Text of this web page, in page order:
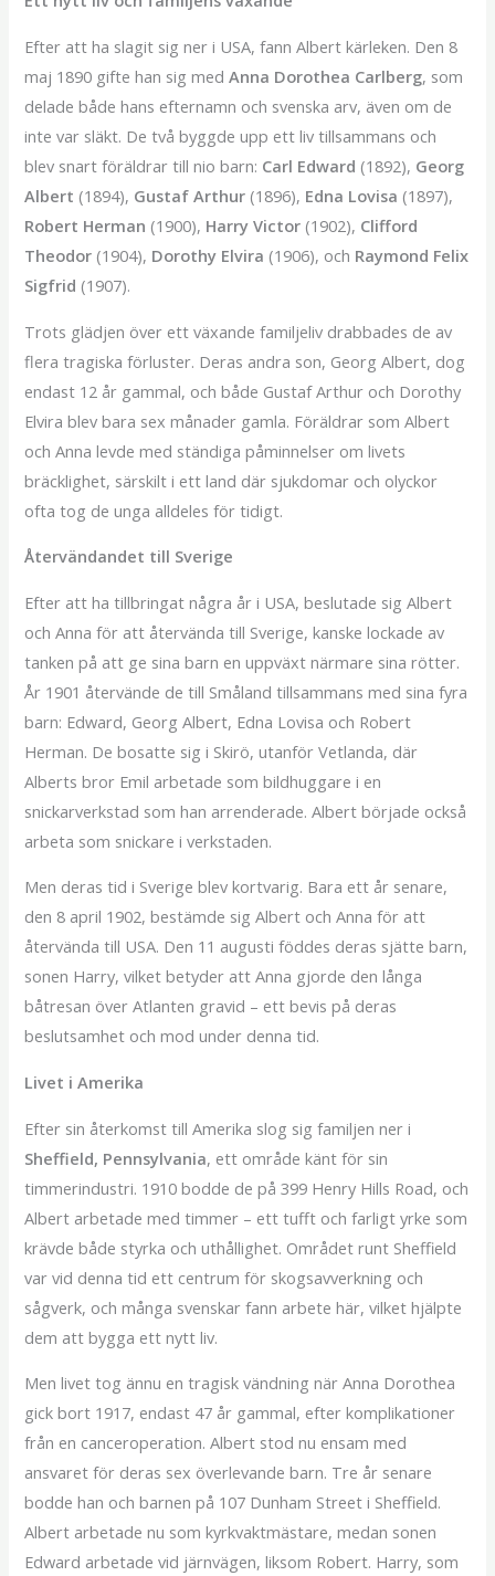
Efter att ha slagit sig ner i USA, fann Albert kärleken. Den 8
maj 1890 gifte han sig medAnna Dorothea Carlberg, som
delade både hans efternamn och svenska arv, även om de
inte var släkt. De två byggde upp ett liv tillsammans och
blev snart föräldrar till nio barn: Carl Edward (1892), Georg
Albert (1894), Gustaf Arthur (1896), Edna Lovisa (1897),
Robert Herman (1900), Harry Victor (1902), Clifford
Theodor (1904), Dorothy Elvira (1906), och Raymond Felix
Sigfrid (1907).
Trots glädjen över ett växande familjeliv drabbades de av
flera tragiska förluster. Deras andra son, Georg Albert, dog
endast 12 år gammal, och både Gustaf Arthur och Dorothy
Elvira blev bara sex månader gamla. Föräldrar som Albert
och Anna levde med ständiga påminnelser om livets
bräcklighet, särskilt i ett land där sjukdomar och olyckor
ofta tog de unga alldeles för tidigt.
Återvändandet till Sverige
Efter att ha tillbringat några år i USA, beslutade sig Albert
och Anna för att återvända till Sverige, kanske lockade av
tanken på att ge sina barn en uppväxt närmare sina rötter.
År 1901 återvände de till Småland tillsammans med sina fyra
barn: Edward, Georg Albert, Edna Lovisa och Robert
Herman. De bosatte sig i Skirö, utanför Vetlanda, där
Alberts bror Emil arbetade som bildhuggare i en
snickarverkstad som han arrenderade. Albert började också
arbeta som snickare i verkstaden.
Men deras tid i Sverige blev kortvarig. Bara ett år senare,
den 8 april 1902, bestämde sig Albert och Anna för att
återvända till USA. Den 11 augusti föddes deras sjätte barn,
sonen Harry, vilket betyder att Anna gjorde den långa
båtresan över Atlanten gravid – ett bevis på deras
beslutsamhet och mod under denna tid.
Livet i Amerika
Efter sin återkomst till Amerika slog sig familjen ner i
Sheffield, Pennsylvania, ett område känt för sin
timmerindustri. 1910 bodde de på 399 Henry Hills Road, och
Albert arbetade med timmer – ett tufft och farligt yrke som
krävde både styrka och uthållighet. Området runt Sheffield
var vid denna tid ett centrum för skogsavverkning och
sågverk, och många svenskar fann arbete här, vilket hjälpte
dem att bygga ett nytt liv.
Men livet tog ännu en tragisk vändning när Anna Dorothea
gick bort 1917, endast 47 år gammal, efter komplikationer
från en canceroperation. Albert stod nu ensam med
ansvaret för deras sex överlevande barn. Tre år senare
bodde han och barnen på 107 Dunham Street i Sheffield.
Albert arbetade nu som kyrkvaktmästare, medan sonen
Edward arbetade vid järnvägen, liksom Robert. Harry, som